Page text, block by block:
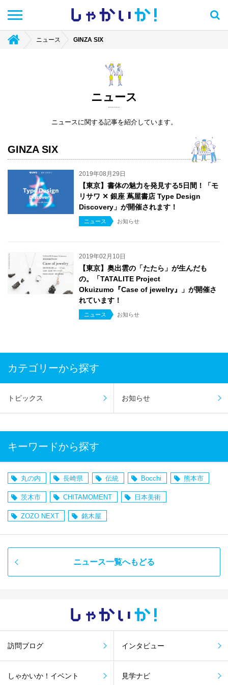
しゃかい か！
ニュース GINZA SIX
ニュース
ニュースに関する記事を紹介しています。
GINZA SIX
2019年08月29日
【東京】書体の魅力を発見する5日間！「モ
リサワ ✕ 銀座 蔦屋書店 Type Design
Discovery」が開催されます！
ニュース お知らせ
2019年02月10日
【東京】奥出雲の「たたら」が生んだも
の。「TATALITE Project
Okuizumo『Case of jewelry』」が開催さ
れています！
ニュース お知らせ
カテゴリーから探す
トピックス お知らせ
キーワードから探す
丸の内 長崎県 伝統 Bocchi 熊本市
茨木市 CHITAMOMENT 日本美術
ZOZO NEXT 銘木屋
ニュース一覧へもどる
しゃかい か！
訪問ブログ インタビュー
しゃかいか！イベント 見学ナビ